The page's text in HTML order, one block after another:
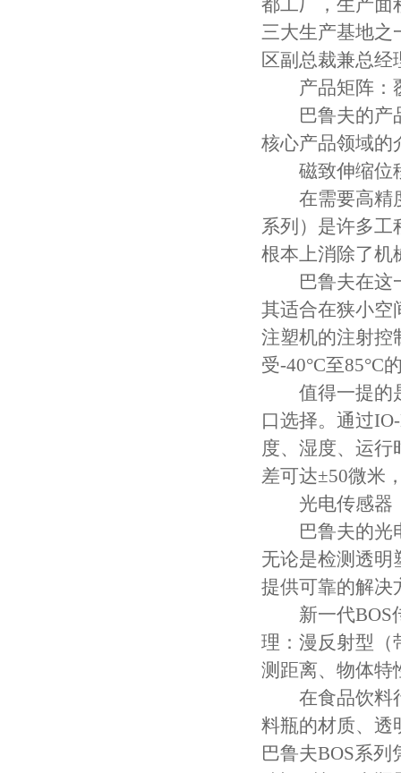
都工厂，生产面
三大生产基地之
区副总裁兼总
产品矩阵：覆
巴鲁夫的产品
核心产品领域的
磁致伸缩位移
在需要高精度
系列）是许多
根本上消除了机
巴鲁夫在这一
其适合在狭小空
注塑机的注射控
受-40°C至85°C
值得一提的是
口选择。通过
度、湿度、运
差可达±50微米
光电传感器
巴鲁夫的光电
无论是检测透明
提供可靠的解决
新一代BOS传
理：漫反射型（
测距离、物体特
在食品饮料行
料瓶的材质、透
巴鲁夫BOS系